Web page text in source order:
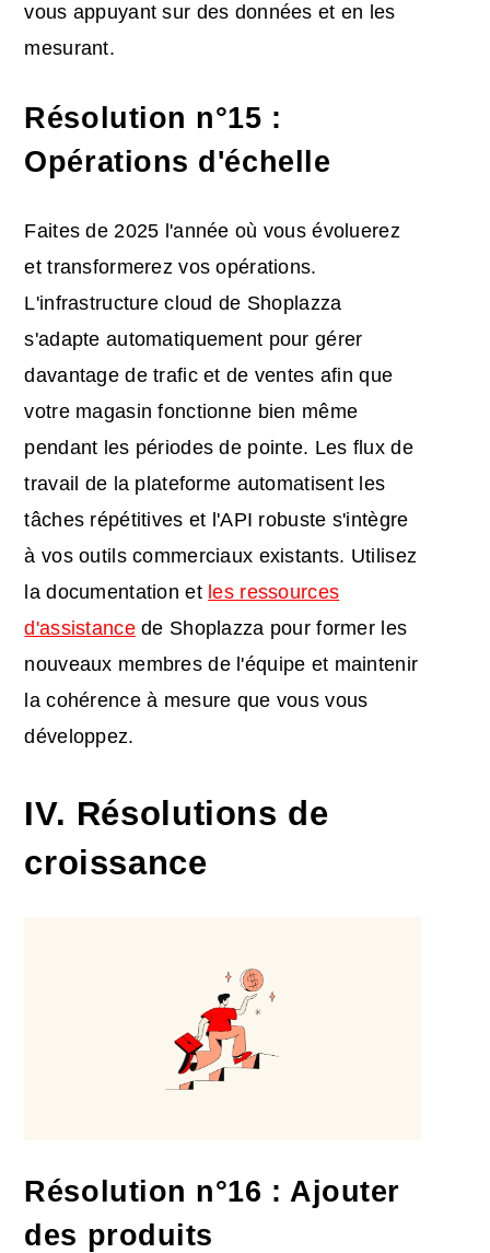
vous appuyant sur des données et en les
mesurant.
Résolution n°15 :
Opérations d'échelle
Faites de 2025 l'année où vous évoluerez
et transformerez vos opérations.
L'infrastructure cloud de Shoplazza
s'adapte automatiquement pour gérer
davantage de trafic et de ventes afin que
votre magasin fonctionne bien même
pendant les périodes de pointe. Les flux de
travail de la plateforme automatisent les
tâches répétitives et l'API robuste s'intègre
à vos outils commerciaux existants. Utilisez
la documentation et les ressources
d'assistancede Shoplazza pour former les
nouveaux membres de l'équipe et maintenir
la cohérence à mesure que vous vous
développez.
IV. Résolutions de
croissance
Résolution n°16 : Ajouter
des produits